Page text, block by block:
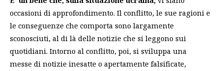
occasioni di approfondimento. Il conflitto, le sue ragioni e
le conseguenze che comporta sono largamente
sconosciuti, al di là delle notizie che si leggono sui
quotidiani. Intorno al conflitto, poi, si sviluppa una
messe di notizie inesatte o apertamente falsificate,